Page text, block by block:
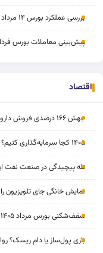
بررسی عملکرد بورس ۱۴ مرداد
پیش‌بینی معاملات بورس فردا ۱۴ مرداد
اقتصاد
جهش ۱۶۶ درصدی فروش دارویی‌ها؛ بازگشت سودآوری به صنعت درمان
۱۴۰۵ کجا سرمایه‌گذاری کنیم؟
تله پیچیدگی در صنعت نفت
نمایش خانگی جای تلویزیون
سقف‌شکنی بورس مرداد ۱۴۰۵
بازی پول‌ساز یا دام ریسک؟